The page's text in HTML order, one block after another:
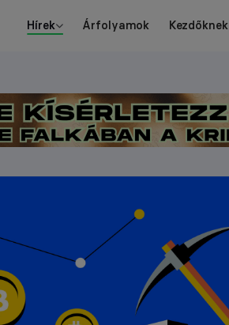
Hírek Árfolyamok Kezdőknek